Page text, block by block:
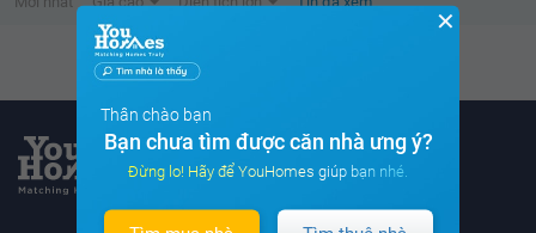
Danh sách tin đã xem trống
✕
Thân chào bạn
Bạn chưa tìm được căn nhà ưng ý?
Đừng lo! Hãy để YouHomes giúp bạn nhé.